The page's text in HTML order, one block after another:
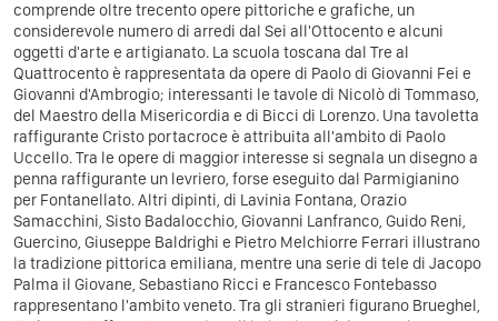
comprende oltre trecento opere pittoriche e grafiche, un
considerevole numero di arredi dal Sei all'Ottocento e alcuni
oggetti d'arte e artigianato. La scuola toscana dal Tre al
Quattrocento è rappresentata da opere di Paolo di Giovanni Fei e
Giovanni d'Ambrogio; interessanti le tavole di Nicolò di Tommaso,
del Maestro della Misericordia e di Bicci di Lorenzo. Una tavoletta
raffigurante Cristo portacroce è attribuita all'ambito di Paolo
Uccello. Tra le opere di maggior interesse si segnala un disegno a
penna raffigurante un levriero, forse eseguito dal Parmigianino
per Fontanellato. Altri dipinti, di Lavinia Fontana, Orazio
Samacchini, Sisto Badalocchio, Giovanni Lanfranco, Guido Reni,
Guercino, Giuseppe Baldrighi e Pietro Melchiorre Ferrari illustrano
la tradizione pittorica emiliana, mentre una serie di tele di Jacopo
Palma il Giovane, Sebastiano Ricci e Francesco Fontebasso
rappresentano l'ambito veneto. Tra gli stranieri figurano Brueghel,